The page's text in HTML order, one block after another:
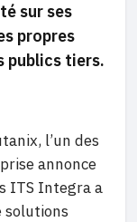
sur ses
propres
publics tiers.
l’un des
annonce
ITS Integra a
solutions